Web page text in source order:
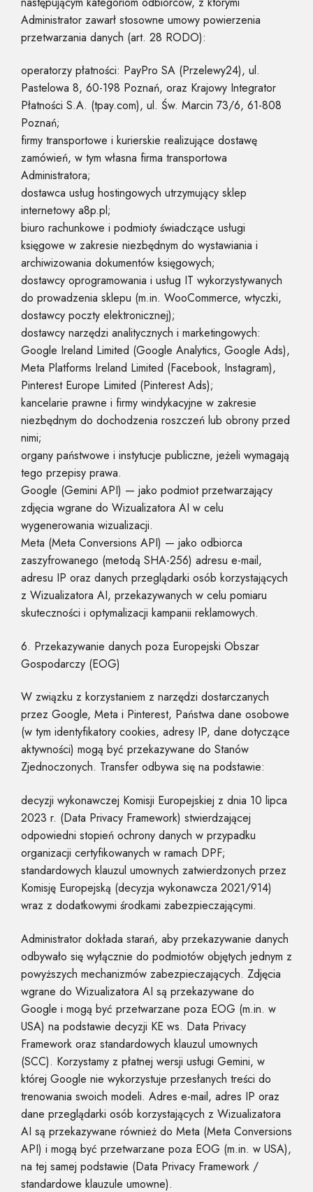
Administrator zawarł stosowne umowy powierzenia
przetwarzania danych (art. 28 RODO):
operatorzy płatności: PayPro SA (Przelewy24), ul.
Pastelowa 8, 60-198 Poznań, oraz Krajowy Integrator
Płatności S.A. (tpay.com), ul. Św. Marcin 73/6, 61-808
Poznań;
firmy transportowe i kurierskie realizujące dostawę
zamówień, w tym własna firma transportowa
Administratora;
dostawca usług hostingowych utrzymujący sklep
internetowy a8p.pl;
biuro rachunkowe i podmioty świadczące usługi
księgowe w zakresie niezbędnym do wystawiania i
archiwizowania dokumentów księgowych;
dostawcy oprogramowania i usług IT wykorzystywanych
do prowadzenia sklepu (m.in. WooCommerce, wtyczki,
dostawcy poczty elektronicznej);
dostawcy narzędzi analitycznych i marketingowych:
Google Ireland Limited (Google Analytics, Google Ads),
Meta Platforms Ireland Limited (Facebook, Instagram),
Pinterest Europe Limited (Pinterest Ads);
kancelarie prawne i firmy windykacyjne w zakresie
niezbędnym do dochodzenia roszczeń lub obrony przed
nimi;
organy państwowe i instytucje publiczne, jeżeli wymagają
tego przepisy prawa.
Google (Gemini API) — jako podmiot przetwarzający
zdjęcia wgrane do Wizualizatora AI w celu
wygenerowania wizualizacji.
Meta (Meta Conversions API) — jako odbiorca
zaszyfrowanego (metodą SHA-256) adresu e-mail,
adresu IP oraz danych przeglądarki osób korzystających
z Wizualizatora AI, przekazywanych w celu pomiaru
skuteczności i optymalizacji kampanii reklamowych.
6. Przekazywanie danych poza Europejski Obszar
Gospodarczy (EOG)
W związku z korzystaniem z narzędzi dostarczanych
przez Google, Meta i Pinterest, Państwa dane osobowe
(w tym identyfikatory cookies, adresy IP, dane dotyczące
aktywności) mogą być przekazywane do Stanów
Zjednoczonych. Transfer odbywa się na podstawie:
decyzji wykonawczej Komisji Europejskiej z dnia 10 lipca
2023 r. (Data Privacy Framework) stwierdzającej
odpowiedni stopień ochrony danych w przypadku
organizacji certyfikowanych w ramach DPF;
standardowych klauzul umownych zatwierdzonych przez
Komisję Europejską (decyzja wykonawcza 2021/914)
wraz z dodatkowymi środkami zabezpieczającymi.
Administrator dokłada starań, aby przekazywanie danych
odbywało się wyłącznie do podmiotów objętych jednym z
powyższych mechanizmów zabezpieczających. Zdjęcia
wgrane do Wizualizatora AI są przekazywane do
Google i mogą być przetwarzane poza EOG (m.in. w
USA) na podstawie decyzji KE ws. Data Privacy
Framework oraz standardowych klauzul umownych
(SCC). Korzystamy z płatnej wersji usługi Gemini, w
której Google nie wykorzystuje przesłanych treści do
trenowania swoich modeli. Adres e-mail, adres IP oraz
dane przeglądarki osób korzystających z Wizualizatora
AI są przekazywane również do Meta (Meta Conversions
API) i mogą być przetwarzane poza EOG (m.in. w USA),
na tej samej podstawie (Data Privacy Framework /
standardowe klauzule umowne).